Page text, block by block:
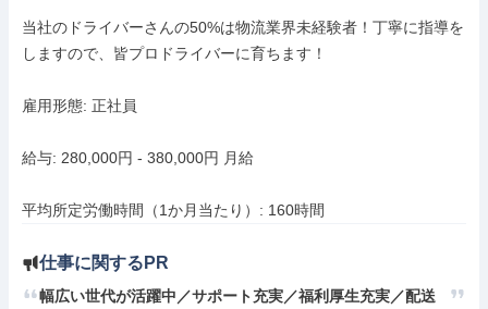
当社のドライバーさんの50%は物流業界未経験者！丁寧に指導を
しますので、皆プロドライバーに育ちます！
雇用形態: 正社員
給与: 280,000円 - 380,000円 月給
平均所定労働時間（1か月当たり）: 160時間
仕事に関するPR
幅広い世代が活躍中／サポート充実／福利厚生充実／配送